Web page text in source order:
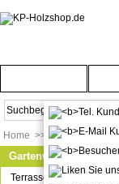
Home >> Gartenwelt >>
Gartenwelt
Terrassenböden